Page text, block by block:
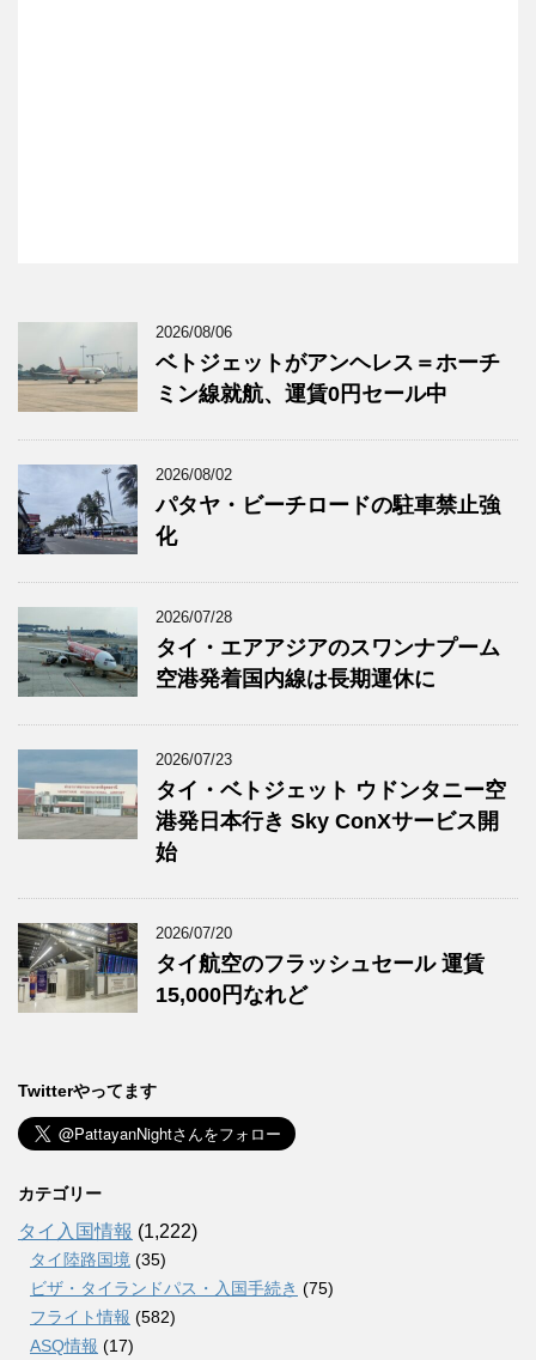
2026/08/06
ベトジェットがアンヘレス＝ホーチ
ミン線就航、運賃0円セール中
2026/08/02
パタヤ・ビーチロードの駐車禁止強
化
2026/07/28
タイ・エアアジアのスワンナプーム
空港発着国内線は長期運休に
2026/07/23
タイ・ベトジェット ウドンタニー空
港発日本行き Sky ConXサービス開
始
2026/07/20
タイ航空のフラッシュセール 運賃
15,000円なれど
Twitterやってます
カテゴリー
タイ入国情報 (1,222)
タイ陸路国境 (35)
ビザ・タイランドパス・入国手続き (75)
フライト情報 (582)
ASQ情報 (17)